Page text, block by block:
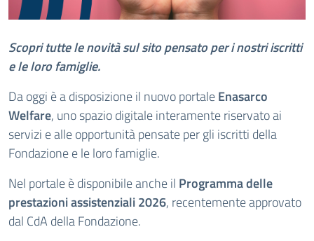
Scopri tutte le novità sul sito pensato per i nostri iscritti
e le loro famiglie.
Da oggi è a disposizione il nuovo portaleEnasarco
Welfare, uno spazio digitale interamente riservato ai
servizi e alle opportunità pensate per gli iscritti della
Fondazione e le loro famiglie.
Nel portale è disponibile anche il Programma delle
prestazioni assistenziali 2026, recentemente approvato
dal CdA della Fondazione.